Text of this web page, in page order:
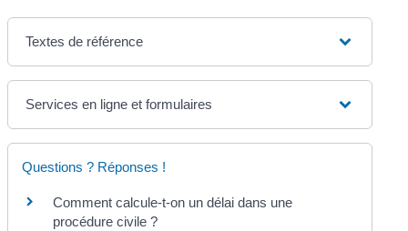
Textes de référence
Services en ligne et formulaires
Questions ? Réponses !
Comment calcule-t-on un délai dans une
procédure civile ?